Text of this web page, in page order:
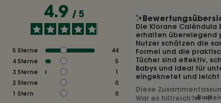
4.9 / 5
5 Sterne
44
4 Sterne
5
3 Sterne
1
2 Sterne
0
1 Stern 0
Die Klorane Calêndula
erhalten überwiegend
Nutzer schätzen die
Formel und die
Tücher sind effektiv,
Babys und ideal für
eingeknetet und leicht
Diese
War es hilfreich? Ja